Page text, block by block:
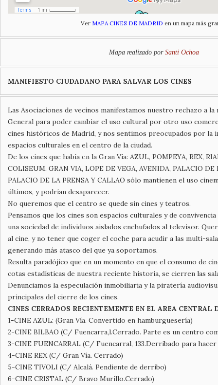
Ver MAPA CINES DE MADRID en un mapa más
Mapa realizado por Santi Ochoa
MANIFIESTO CIUDADANO PARA SALVAR LOS CINES
Las Asociaciones de vecinos manifestamos nuestro rechazo a la
General para poder cambiar el uso cultural por otro uso
cines históricos de Madrid, y nos sentimos preocupados por la
espacios culturales en el centro de la ciudad.
De los cines que había en la Gran Vía: AZUL, POMPEYA, REX,
COLISEUM, GRAN VIA, LOPE DE VEGA, AVENIDA, PALACIO
PALACIO DE LA PRENSA Y CALLAO sólo mantienen el uso
últimos, y podrían desaparecer.
No queremos que el centro se quede sin cines y teatros.
Pensamos que los cines son espacios culturales y de
una sociedad de individuos aislados enchufados al televisor.
al cine, y no tener que coger el coche para acudir a las multi-
generando más atasco del que ya soportamos.
Resulta paradójico que en un momento en que el consumo de
cotas estadísticas de nuestra reciente historia, se cierren las
Denunciamos la especulación inmobiliaria y la piratería
principales del cierre de los cines.
CINES CERRADOS RECIENTEMENTE EN EL AREA CENTRAL
1-CINE AZUL: (Gran Vía. Convertido en hamburguesería)
2-CINE BILBAO (C/ Fuencarra,l.Cerrado. Parte es un centro
3-CINE FUENCARRAL (C/ Fuencarral, 133.Derribado para
4-CINE REX (C/ Gran Vía. Cerrado)
5-CINE TIVOLI (C/ Alcalá. Pendiente de derribo)
6-CINE CRISTAL (C/ Bravo Murillo.Cerrado)